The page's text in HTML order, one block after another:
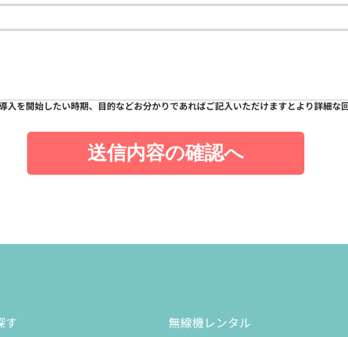
入を開始したい時期、目的などお分かりであればご記入いただけますとより詳細な
送信内容の確認へ
す
無線機レンタル